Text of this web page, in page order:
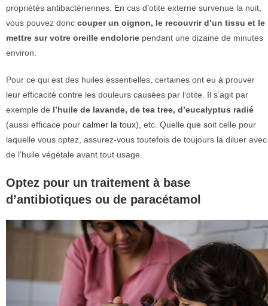
propriétés antibactériennes. En cas d’otite externe survenue la nuit,
vous pouvez donc couper un oignon, le recouvrir d’un tissu et le
mettre sur votre oreille endolorie pendant une dizaine de minutes
environ.
Pour ce qui est des huiles essentielles, certaines ont eu à prouver
leur efficacité contre les douleurs causées par l’otite. Il s’agit par
exemple de l’huile de lavande, de tea tree, d’eucalyptus radié
(aussi efficace pour calmer la toux), etc. Quelle que soit celle pour
laquelle vous optez, assurez-vous toutefois de toujours la diluer avec
de l’huile végétale avant tout usage.
Optez pour un traitement à base
d’antibiotiques ou de paracétamol